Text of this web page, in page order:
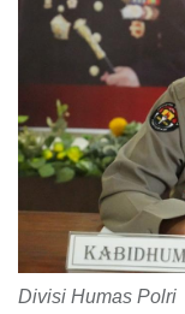
Divisi Humas Polri